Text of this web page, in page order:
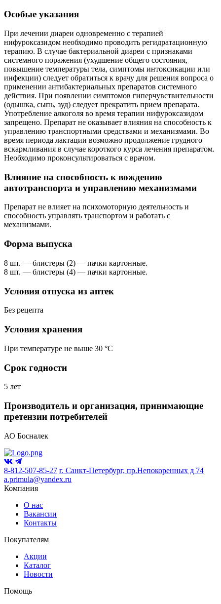
Особые указания
При лечении диареи одновременно с терапией
нифуроксазидом необходимо проводить регидратационную
терапию. В случае бактериальной диареи с признаками
системного поражения (ухудшение общего состояния,
повышение температуры тела, симптомы интоксикации или
инфекции) следует обратиться к врачу для решения вопроса о
применении антибактериальных препаратов системного
действия. При появлении симптомов гиперчувствительности
(одышка, сыпь, зуд) следует прекратить прием препарата.
Употребление алкоголя во время терапии нифуроксазидом
запрещено. Препарат не оказывает влияния на способность к
управлению транспортными средствами и механизмами. Во
время периода лактации возможно продолжение грудного
вскармливания в случае короткого курса лечения препаратом.
Необходимо проконсультироваться с врачом.
Влияние на способность к вождению
автотранспорта и управлению механизмами
Препарат не влияет на психомоторную деятельность и
способность управлять транспортом и работать с
механизмами.
Форма выпуска
8 шт. — блистеры (2) — пачки картонные.
8 шт. — блистеры (4) — пачки картонные.
Условия отпуска из аптек
Без рецепта
Условия хранения
При температуре не выше 30 °C
Срок годности
5 лет
Производитель и организация, принимающие
претензии потребителей
АО Босналек
8-812-507-85-27 г. Санкт-Петербург, пр.Непокоренных д 74
a.primula@yandex.ru
Компания
О нас
Вакансии
Контакты
Покупателям
Акции
Каталог
Новости
Помощь